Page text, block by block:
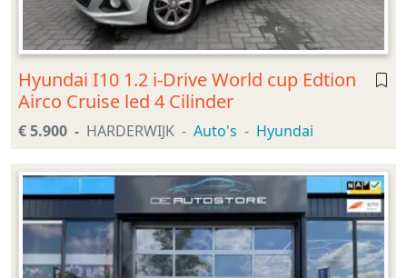
Hyundai I10 1.2 i-Drive World cup Edtion
Airco Cruise led 4 Cilinder
€ 5.900 HARDERWIJK Auto's Hyundai